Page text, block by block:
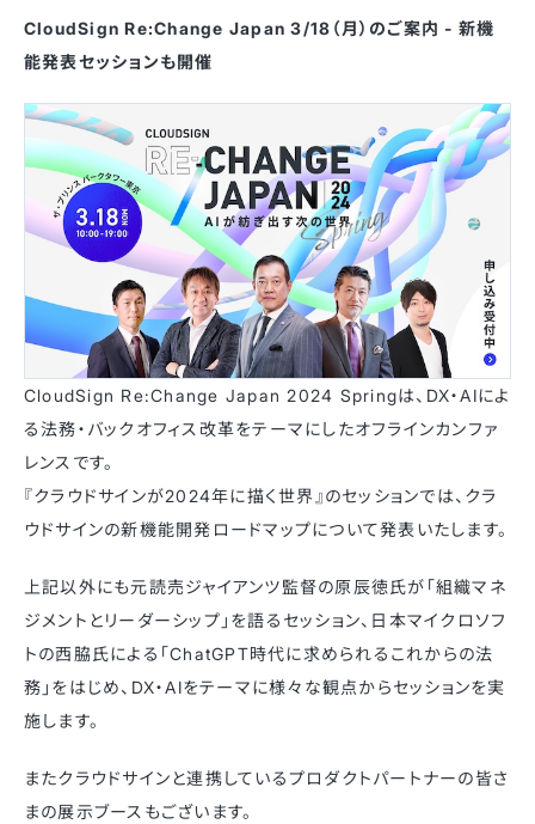
CloudSign Re:Change Japan 3/18（月）のご案内 - 新機
能発表セッションも開催
CloudSign Re:Change Japan 2024 Springは、DX・AIによ
る法務・バックオフィス改革をテーマにしたオフラインカンファ
レンスです。
『クラウドサインが2024年に描く世界』のセッションでは、クラ
ウドサインの新機能開発ロードマップについて発表いたします。
上記以外にも元読売ジャイアンツ監督の原辰徳氏が「組織マネ
ジメントとリーダーシップ」を語るセッション、日本マイクロソフ
トの西脇氏による「ChatGPT時代に求められるこれからの法
務」をはじめ、DX・AIをテーマに様々な観点からセッションを実
施します。
またクラウドサインと連携しているプロダクトパートナーの皆さ
まの展示ブースもございます。